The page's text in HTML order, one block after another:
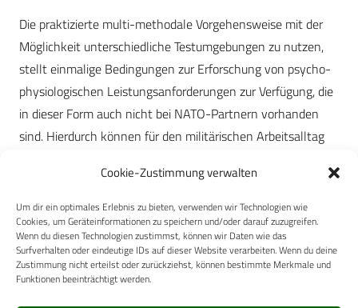
Cookie-Zustimmung verwalten
Um dir ein optimales Erlebnis zu bieten, verwenden wir Technologien wie
Cookies, um Geräteinformationen zu speichern und/oder darauf zuzugreifen.
Wenn du diesen Technologien zustimmst, können wir Daten wie das
Surfverhalten oder eindeutige IDs auf dieser Website verarbeiten. Wenn du deine
Zustimmung nicht erteilst oder zurückziehst, können bestimmte Merkmale und
Funktionen beeinträchtigt werden.
Die praktizierte multi-methodale Vorgehensweise mit der
Möglichkeit unterschiedliche Testumgebungen zu nutzen,
stellt einmalige Bedingungen zur Erforschung von psycho-
physiologischen Leistungsanforderungen zur Verfügung, die
in dieser Form auch nicht bei NATO-Partnern vorhanden
sind. Hierdurch können für den militärischen Arbeitsalltag
repräsentativen Kriterien analysiert und daraus
Interventions- und Präventionsmöglichkeiten abgeleitet
werden:
Literatur